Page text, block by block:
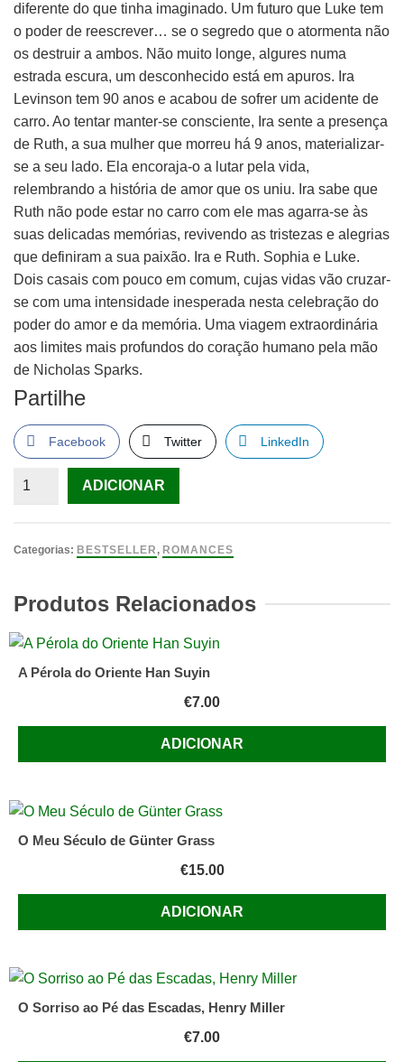
diferente do que tinha imaginado. Um futuro que Luke tem
o poder de reescrever… se o segredo que o atormenta não
os destruir a ambos. Não muito longe, algures numa
estrada escura, um desconhecido está em apuros. Ira
Levinson tem 90 anos e acabou de sofrer um acidente de
carro. Ao tentar manter-se consciente, Ira sente a presença
de Ruth, a sua mulher que morreu há 9 anos, materializar-
se a seu lado. Ela encoraja-o a lutar pela vida,
relembrando a história de amor que os uniu. Ira sabe que
Ruth não pode estar no carro com ele mas agarra-se às
suas delicadas memórias, revivendo as tristezas e alegrias
que definiram a sua paixão. Ira e Ruth. Sophia e Luke.
Dois casais com pouco em comum, cujas vidas vão cruzar-
se com uma intensidade inesperada nesta celebração do
poder do amor e da memória. Uma viagem extraordinária
aos limites mais profundos do coração humano pela mão
de Nicholas Sparks.
Partilhe
Facebook Twitter LinkedIn
Quantidade
Vida
Lado
Edição
com
do
Sparks
ADICIONAR
Categorias: BESTSELLER , ROMANCES
Produtos Relacionados
A Pérola do Oriente Han Suyin
€7.00
ADICIONAR
O Meu Século de Günter Grass
€15.00
ADICIONAR
O Sorriso ao Pé das Escadas, Henry Miller
€7.00